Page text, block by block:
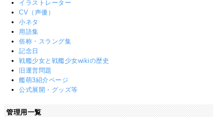
イラストレーター
CV（声優）
小ネタ
用語集
俗称・スラング集
記念日
戦艦少女と戦艦少女wikiの歴史
旧運営問題
艦萌3紹介ページ
公式展開・グッズ等
管理用一覧